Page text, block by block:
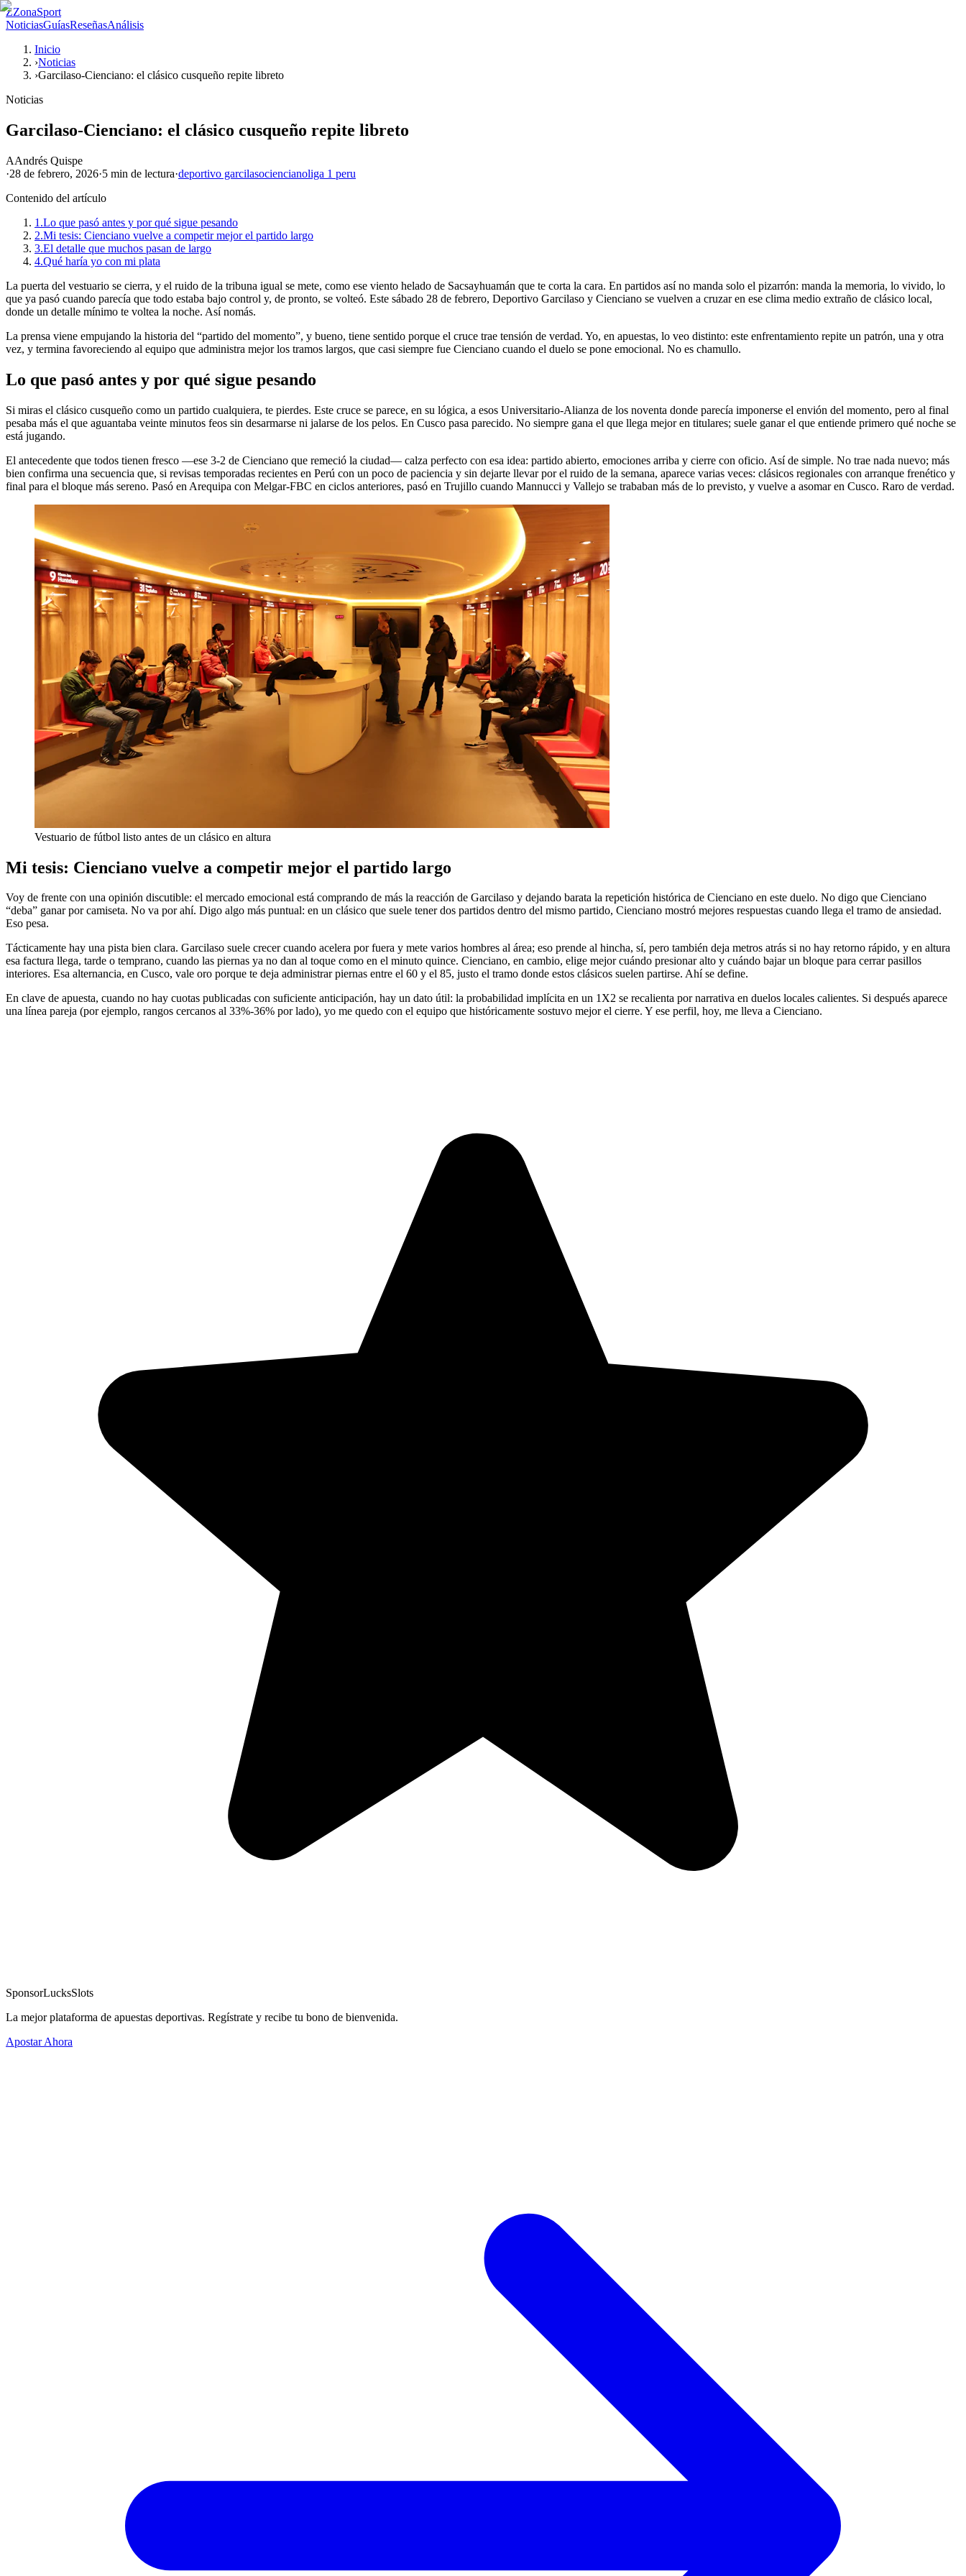
ZZonaSport
NoticiasGuíasReseñasAnálisis
Inicio
›Noticias
›Garcilaso-Cienciano: el clásico cusqueño repite libreto
Noticias
Garcilaso-Cienciano: el clásico cusqueño repite libreto
AAndrés Quispe
·28 de febrero, 2026·5 min de lectura·deportivo garcilasociencianoliga 1 peru
Contenido del artículo
1.Lo que pasó antes y por qué sigue pesando
2.Mi tesis: Cienciano vuelve a competir mejor el partido largo
3.El detalle que muchos pasan de largo
4.Qué haría yo con mi plata
La puerta del vestuario se cierra, y el ruido de la tribuna igual se mete, como ese viento helado de Sacsayhuamán que te corta la cara. En partidos así no manda solo el pizarrón: manda la memoria, lo vivido, lo
que ya pasó cuando parecía que todo estaba bajo control y, de pronto, se volteó. Este sábado 28 de febrero, Deportivo Garcilaso y Cienciano se vuelven a cruzar en ese clima medio extraño de clásico local,
donde un detalle mínimo te voltea la noche. Así nomás.
La prensa viene empujando la historia del “partido del momento”, y bueno, tiene sentido porque el cruce trae tensión de verdad. Yo, en apuestas, lo veo distinto: este enfrentamiento repite un patrón, una y otra
vez, y termina favoreciendo al equipo que administra mejor los tramos largos, que casi siempre fue Cienciano cuando el duelo se pone emocional. No es chamullo.
Lo que pasó antes y por qué sigue pesando
Si miras el clásico cusqueño como un partido cualquiera, te pierdes. Este cruce se parece, en su lógica, a esos Universitario-Alianza de los noventa donde parecía imponerse el envión del momento, pero al final
pesaba más el que aguantaba veinte minutos feos sin desarmarse ni jalarse de los pelos. En Cusco pasa parecido. No siempre gana el que llega mejor en titulares; suele ganar el que entiende primero qué noche se
está jugando.
El antecedente que todos tienen fresco —ese 3-2 de Cienciano que remeció la ciudad— calza perfecto con esa idea: partido abierto, emociones arriba y cierre con oficio. Así de simple. No trae nada nuevo; más
bien confirma una secuencia que, si revisas temporadas recientes en Perú con un poco de paciencia y sin dejarte llevar por el ruido de la semana, aparece varias veces: clásicos regionales con arranque frenético y
final para el bloque más sereno. Pasó en Arequipa con Melgar-FBC en ciclos anteriores, pasó en Trujillo cuando Mannucci y Vallejo se trababan más de lo previsto, y vuelve a asomar en Cusco. Raro de verdad.
Vestuario de fútbol listo antes de un clásico en altura
Mi tesis: Cienciano vuelve a competir mejor el partido largo
Voy de frente con una opinión discutible: el mercado emocional está comprando de más la reacción de Garcilaso y dejando barata la repetición histórica de Cienciano en este duelo. No digo que Cienciano
“deba” ganar por camiseta. No va por ahí. Digo algo más puntual: en un clásico que suele tener dos partidos dentro del mismo partido, Cienciano mostró mejores respuestas cuando llega el tramo de ansiedad.
Eso pesa.
Tácticamente hay una pista bien clara. Garcilaso suele crecer cuando acelera por fuera y mete varios hombres al área; eso prende al hincha, sí, pero también deja metros atrás si no hay retorno rápido, y en altura
esa factura llega, tarde o temprano, cuando las piernas ya no dan al toque como en el minuto quince. Cienciano, en cambio, elige mejor cuándo presionar alto y cuándo bajar un bloque para cerrar pasillos
interiores. Esa alternancia, en Cusco, vale oro porque te deja administrar piernas entre el 60 y el 85, justo el tramo donde estos clásicos suelen partirse. Ahí se define.
En clave de apuesta, cuando no hay cuotas publicadas con suficiente anticipación, hay un dato útil: la probabilidad implícita en un 1X2 se recalienta por narrativa en duelos locales calientes. Si después aparece
una línea pareja (por ejemplo, rangos cercanos al 33%-36% por lado), yo me quedo con el equipo que históricamente sostuvo mejor el cierre. Y ese perfil, hoy, me lleva a Cienciano.
SponsorLucksSlots
La mejor plataforma de apuestas deportivas. Regístrate y recibe tu bono de bienvenida.
Apostar Ahora